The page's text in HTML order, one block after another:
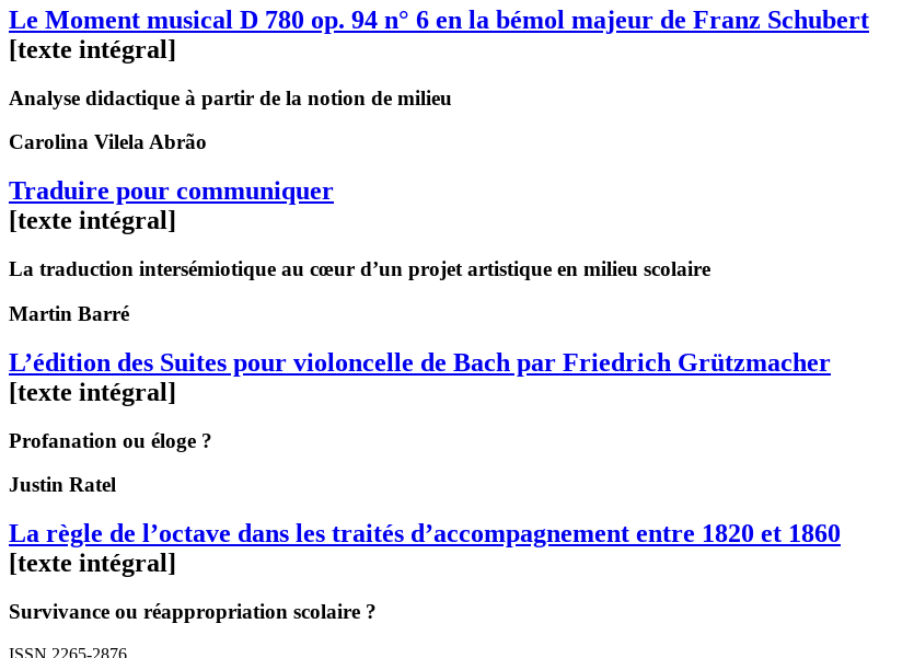
Le Moment musical D 780 op. 94 n° 6 en la bémol majeur de Franz Schubert
[texte intégral]
Analyse didactique à partir de la notion de milieu
Carolina Vilela Abrão
Traduire pour communiquer
[texte intégral]
La traduction intersémiotique au cœur d’un projet artistique en milieu scolaire
Martin Barré
L’édition des Suites pour violoncelle de Bach par Friedrich Grützmacher
[texte intégral]
Profanation ou éloge ?
Justin Ratel
La règle de l’octave dans les traités d’accompagnement entre 1820 et 1860
[texte intégral]
Survivance ou réappropriation scolaire ?
ISSN 2265-2876